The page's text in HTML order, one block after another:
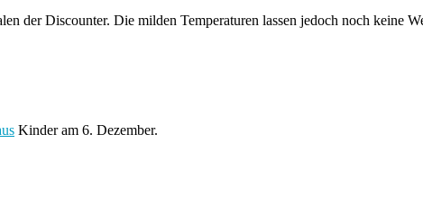
der Discounter. Die milden Temperaturen lassen jedoch noch keine
Kinder am 6. Dezember.